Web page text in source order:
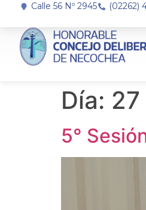
Calle 56 Nº 2945 (02262)
Día:
5°